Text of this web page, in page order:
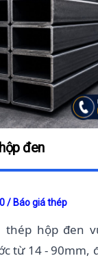
đen
/ Báo giá thép
thép hộp đen
từ 14 - 90mm,